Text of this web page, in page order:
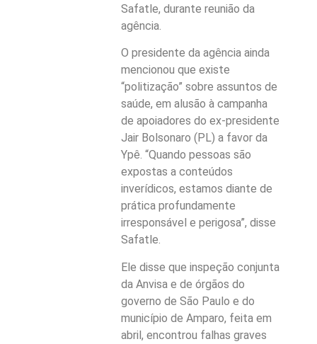
Safatle, durante reunião da
agência.
O presidente da agência ainda
mencionou que existe
“politização” sobre assuntos de
saúde, em alusão à campanha
de apoiadores do ex-presidente
Jair Bolsonaro (PL) a favor da
Ypê. “Quando pessoas são
expostas a conteúdos
inverídicos, estamos diante de
prática profundamente
irresponsável e perigosa”, disse
Safatle.
Ele disse que inspeção conjunta
da Anvisa e de órgãos do
governo de São Paulo e do
município de Amparo, feita em
abril, encontrou falhas graves